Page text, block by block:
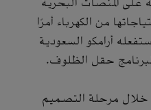
على المنصات البحرية
من الكهرباء أمرًا
أرامكو السعودية
لبرنامج حقل الظلوف.
خلال مرحلة التصميم